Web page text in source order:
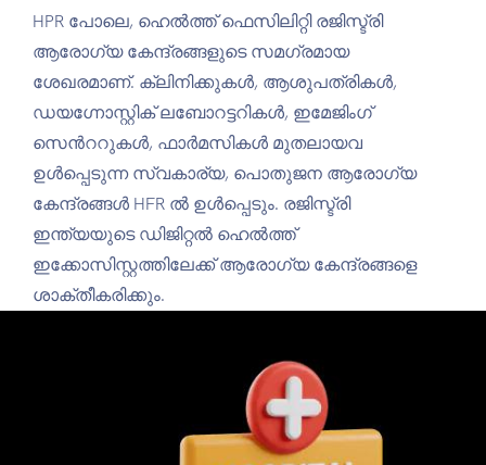
HPR പോലെ, ഹെൽത്ത് ഫെസിലിറ്റി രജിസ്ട്രി
ആരോഗ്യ കേന്ദ്രങ്ങളുടെ സമഗ്രമായ
ശേഖരമാണ്. ക്ലിനിക്കുകൾ, ആശുപത്രികൾ,
ഡയഗ്നോസ്റ്റിക് ലബോറട്ടറികൾ, ഇമേജിംഗ്
സെന്‍ററുകൾ, ഫാർമസികൾ മുതലായവ
ഉൾപ്പെടുന്ന സ്വകാര്യ, പൊതുജന ആരോഗ്യ
കേന്ദ്രങ്ങള്‍ HFR ൽ ഉൾപ്പെടും. രജിസ്ട്രി
ഇന്ത്യയുടെ ഡിജിറ്റൽ ഹെൽത്ത്
ഇക്കോസിസ്റ്റത്തിലേക്ക് ആരോഗ്യ കേന്ദ്രങ്ങളെ
ശാക്തീകരിക്കും.